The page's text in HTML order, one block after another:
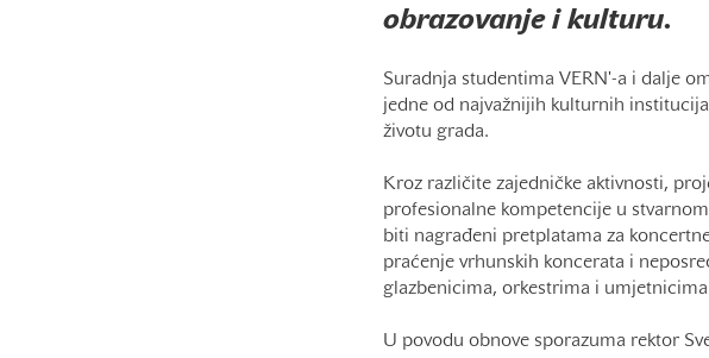
obrazovanje i kulturu.
Suradnja studentima VERN'-a i dalje
jedne od najvažnijih kulturnih
životu grada.
Kroz različite zajedničke aktivnosti,
profesionalne kompetencije u
biti nagrađeni pretplatama za
praćenje vrhunskih koncerata i
glazbenicima, orkestrima i
U povodu obnove sporazuma rektor